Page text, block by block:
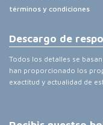
términos y condiciones
Descargo de
Todos los detalles se
han proporcionado los
exactitud y actualidad de